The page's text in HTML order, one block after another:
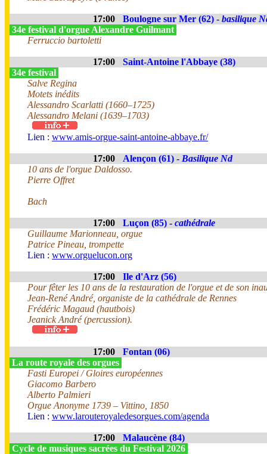
17:00 Boulogne sur Mer (62) - basilique
34e festival d'orgue Alexandre Guilmant
Ferruccio bartoletti
17:00
Saint-Antoine l'Abbaye (38)
34e festival
Salve Regina
Motets inédits
Alessandro Scarlatti (1660–1725)
Alessandro Melani (1639–1703)
Lien : www.amis-orgue-saint-antoine-abbaye.fr/
17:00 Alençon (61) - Basilique Nd
10 ans de l'orgue Daldosso.
Pierre Offret
Bach
17:00 Luçon (85) - cathédrale
Guillaume Marionneau, orgue
Patrice Pineau, trompette
Lien : www.orguelucon.org
17:00
Ile d'Arz (56)
Pour fêter les 10 ans de la restauration de l'orgue et de son
Jean-René André, organiste de la cathédrale de Rennes
Frédéric Magaud (hautbois)
Jeanick André (percussion).
17:00
Fontan (06)
La route royale des orgues
Fasti Europei / Gloires européennes
Giacomo Barbero
Alberto Palmieri
Orgue Anonyme 1739 – Vittino, 1850
Lien : www.larouteroyaledesorgues.com/agenda
17:00
Malaucène (84)
Cycle de musiques sacrées du Festival 2026